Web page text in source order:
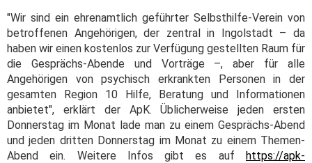
"Wir sind ein ehrenamtlich geführter Selbsthilfe-Verein von
betroffenen Angehörigen, der zentral in Ingolstadt – da
haben wir einen kostenlos zur Verfügung gestellten Raum für
die Gesprächs-Abende und Vorträge –, aber für alle
Angehörigen von psychisch erkrankten Personen in der
gesamten Region 10 Hilfe, Beratung und Informationen
anbietet", erklärt der ApK. Üblicherweise jeden ersten
Donnerstag im Monat lade man zu einem Gesprächs-Abend
und jeden dritten Donnerstag im Monat zu einem Themen-
Abend ein. Weitere Infos gibt es auf https://apk-